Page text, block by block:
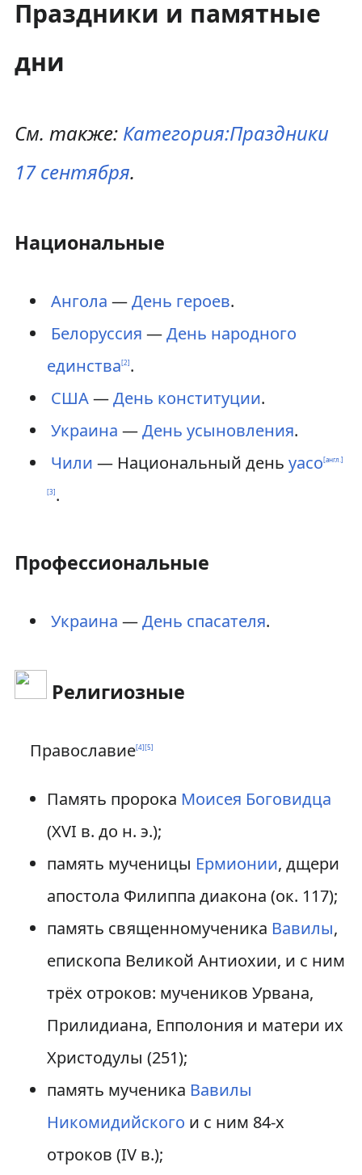
Праздники и памятные
дни
См. также: Категория:Праздники
17 сентября.
Национальные
Ангола —День героев.
Белоруссия —День народного
единства[2].
США—День конституции.
Украина —День усыновления.
Чили — Национальный день уасо[англ.]
[3].
Профессиональные
Украина —День спасателя.
Религиозные
Православие[4][5]
Память пророка Моисея Боговидца
(XVI в. до н. э.);
память мученицы Ермионии, дщери
апостола Филиппа диакона (ок. 117);
память священномученика Вавилы,
епископа Великой Антиохии, и с ним
трёх отроков: мучеников Урвана,
Прилидиана, Епполония и матери их
Христодулы (251);
память мученика Вавилы
Никомидийского и с ним 84-х
отроков (IV в.);